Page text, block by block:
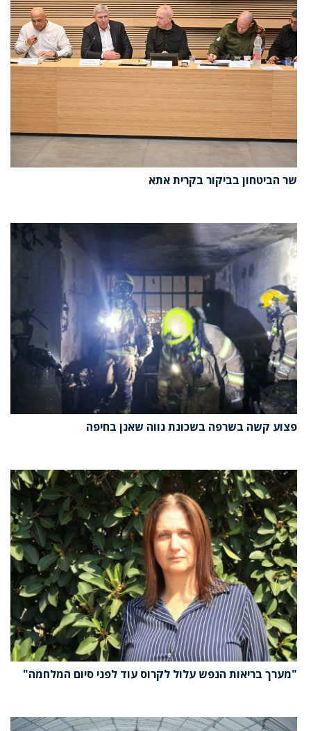
שר הביטחון בביקור בקרית אתא
פצוע קשה בשרפה בשכונת נווה שאנן בחיפה
"מערך בריאות הנפש עלול לקרוס עוד לפני סיום המלחמה"